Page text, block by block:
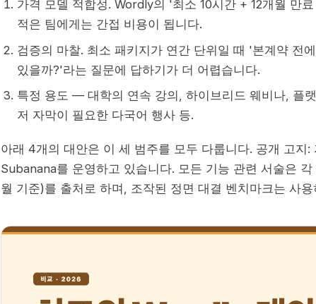
가격 모델 적합성. Wordly의 '최소 10시간 + 12개월 만
적은 팀에게는 간접 비용이 됩니다.
검증의 마찰. 최소 패키지가 연간 단위일 때 '본계약 전
있을까?'라는 질문에 답하기가 더 어렵습니다.
특정 용도 — 대학의 연속 강의, 하이브리드 웨비나, 플
저 자막이 필요한 다국어 행사 등.
아래 4개의 대안은 이 세 범주를 모두 다룹니다. 공개 고지:
Subanana를 운영하고 있습니다. 모든 기능 관련 서술은
월 기준)를 출처로 하며, 조작된 정면 대결 벤치마크는 사